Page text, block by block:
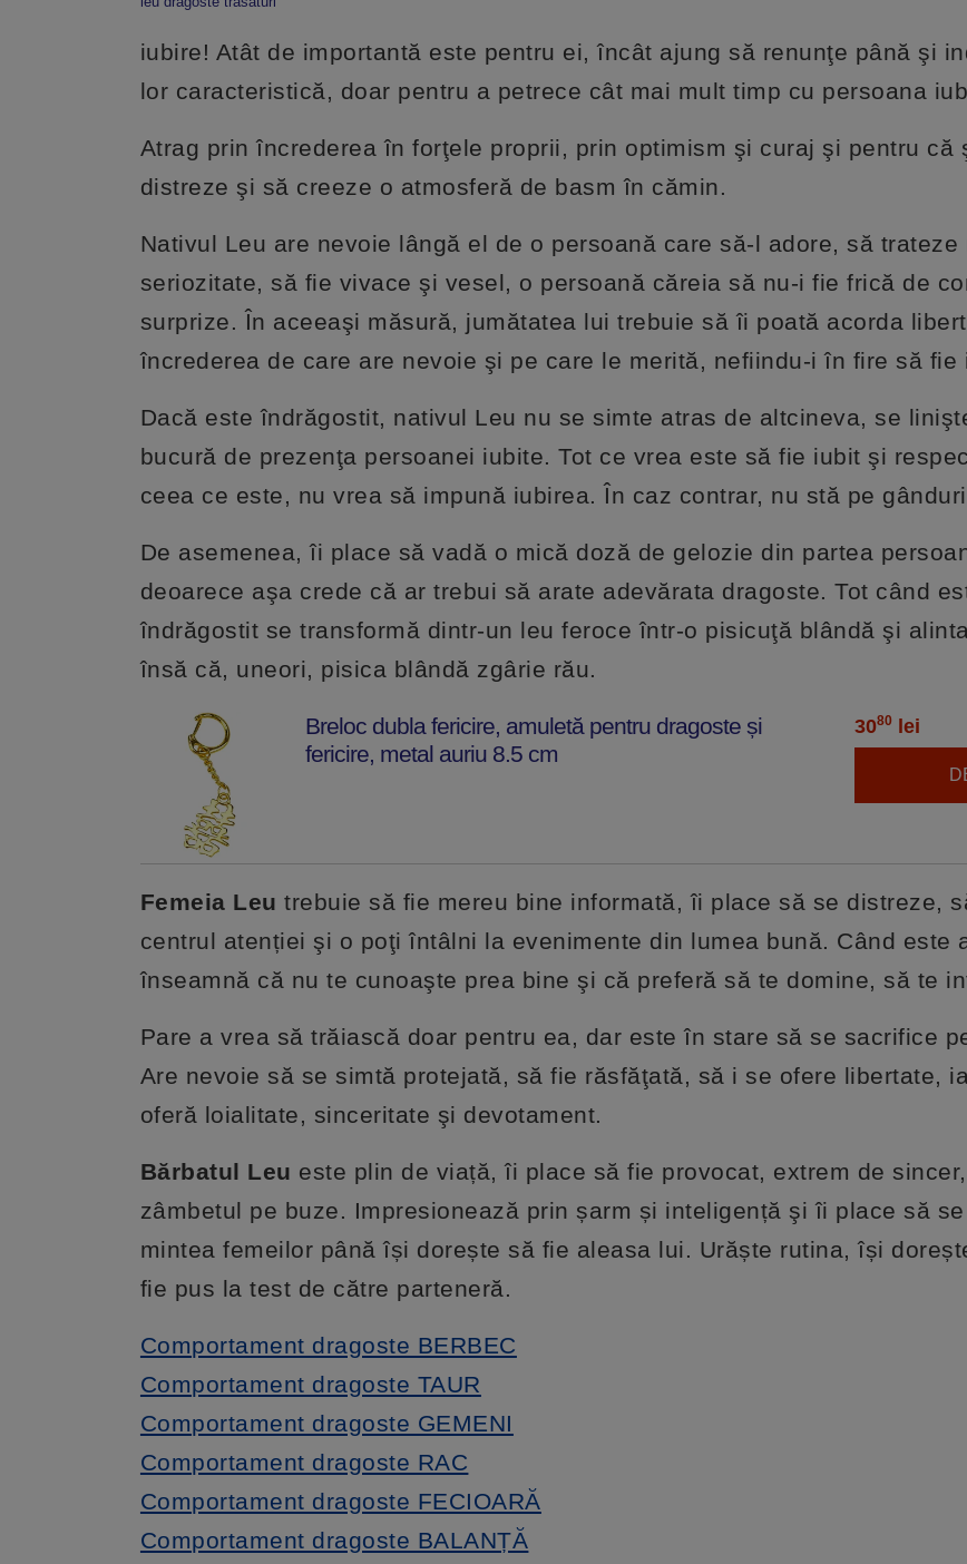
iubire! Atât de importantă este pentru ei, încât ajung să renunţe până şi
lor caracteristică, doar pentru a petrece cât mai mult timp cu persoana
Atrag prin încrederea în forţele proprii, prin optimism şi curaj şi pentru că
distreze şi să creeze o atmosferă de basm în cămin.
Nativul Leu are nevoie lângă el de o persoană care să-l adore, să trateze
seriozitate, să fie vivace şi vesel, o persoană căreia să nu-i fie frică de
surprize. În aceeaşi măsură, jumătatea lui trebuie să îi poată acorda
încrederea de care are nevoie şi pe care le merită, nefiindu-i în fire să fie
Dacă este îndrăgostit, nativul Leu nu se simte atras de altcineva, se
bucură de prezenţa persoanei iubite. Tot ce vrea este să fie iubit şi
ceea ce este, nu vrea să impună iubirea. În caz contrar, nu stă pe
De asemenea, îi place să vadă o mică doză de gelozie din partea
deoarece aşa crede că ar trebui să arate adevărata dragoste. Tot când
îndrăgostit se transformă dintr-un leu feroce într-o pisicuţă blândă şi
însă că, uneori, pisica blândă zgârie rău.
Breloc dubla fericire, amuletă pentru dragoste și
fericire, metal auriu 8.5 cm
3080 lei
Femeia Leu trebuie să fie mereu bine informată, îi place să se distreze,
centrul atenției şi o poţi întâlni la evenimente din lumea bună. Când este
înseamnă că nu te cunoaşte prea bine şi că preferă să te domine, să te
Pare a vrea să trăiască doar pentru ea, dar este în stare să se sacrifice
Are nevoie să se simtă protejată, să fie răsfăţată, să i se ofere libertate,
oferă loialitate, sinceritate şi devotament.
Bărbatul Leu este plin de viață, îi place să fie provocat, extrem de
zâmbetul pe buze. Impresionează prin șarm și inteligență şi îi place să
mintea femeilor până își dorește să fie aleasa lui. Urăște rutina, își
fie pus la test de către parteneră.
Comportament dragoste BERBEC
Comportament dragoste TAUR
Comportament dragoste GEMENI
Comportament dragoste RAC
Comportament dragoste FECIOARĂ
Comportament dragoste BALANȚĂ